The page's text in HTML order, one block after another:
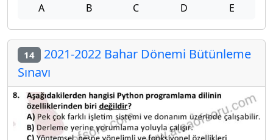
A B C D E
14 2021-2022 Bahar Dönemi Bütünleme
Sınavı